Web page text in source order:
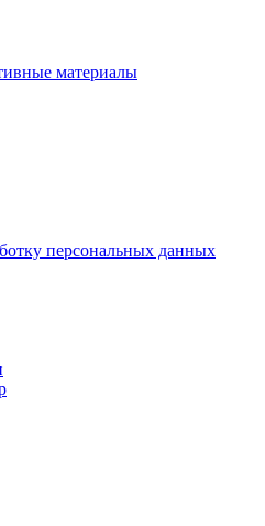
материалы
персональных данных